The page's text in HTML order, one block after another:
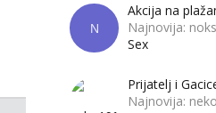
N
Akcija na
Najnovija:
Sex
Prijatelj i
Najnovija: